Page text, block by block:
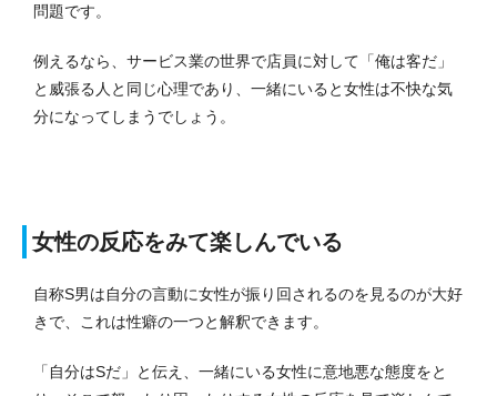
問題です。
例えるなら、サービス業の世界で店員に対して「俺は客だ」
と威張る人と同じ心理であり、一緒にいると女性は不快な気
分になってしまうでしょう。
女性の反応をみて楽しんでいる
自称S男は自分の言動に女性が振り回されるのを見るのが大好
きで、これは性癖の一つと解釈できます。
「自分はSだ」と伝え、一緒にいる女性に意地悪な態度をと